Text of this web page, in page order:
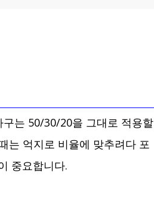
는 50/30/20을 그대로 적용할
는 억지로 비율에 맞추려다 포
중요합니다.